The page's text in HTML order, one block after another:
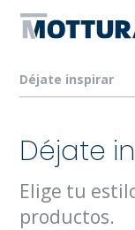
Déjate inspirar
Déjate
Elige tu
productos.